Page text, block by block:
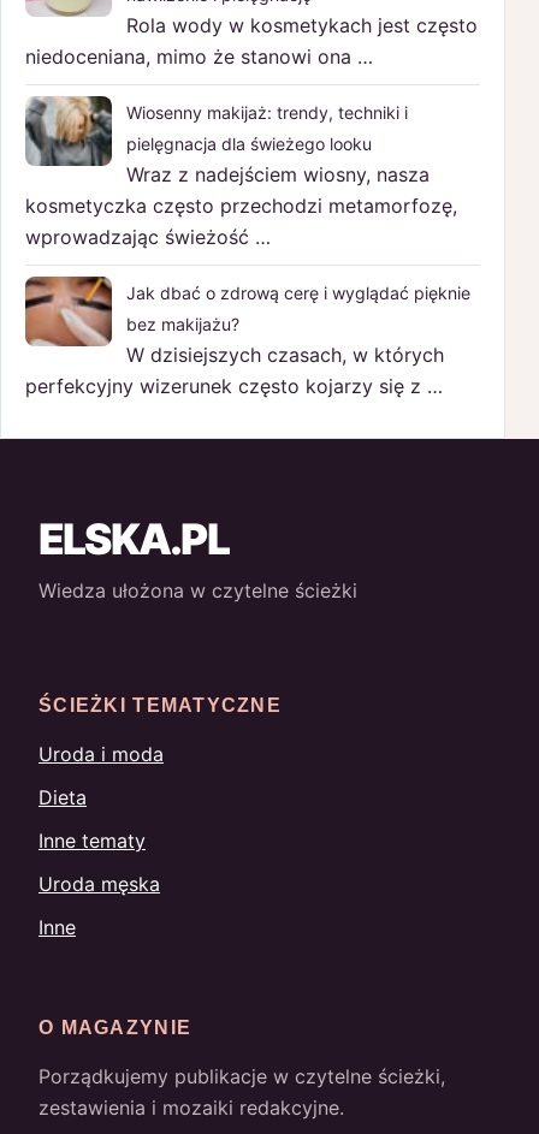
Rola wody w kosmetykach jest często
niedoceniana, mimo że stanowi ona …
Wiosenny makijaż: trendy, techniki i
pielęgnacja dla świeżego looku
Wraz z nadejściem wiosny, nasza
kosmetyczka często przechodzi metamorfozę,
wprowadzając świeżość …
Jak dbać o zdrową cerę i wyglądać pięknie
bez makijażu?
W dzisiejszych czasach, w których
perfekcyjny wizerunek często kojarzy się z …
ELSKA.PL
Wiedza ułożona w czytelne ścieżki
ŚCIEŻKI TEMATYCZNE
Uroda i moda
Dieta
Inne tematy
Uroda męska
Inne
O MAGAZYNIE
Porządkujemy publikacje w czytelne ścieżki,
zestawienia i mozaiki redakcyjne.